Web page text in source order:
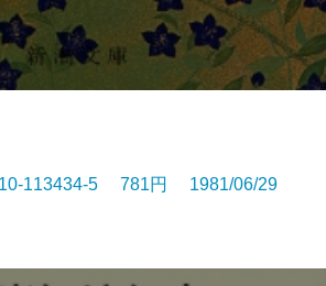
113434-5 781円 1981/06/29